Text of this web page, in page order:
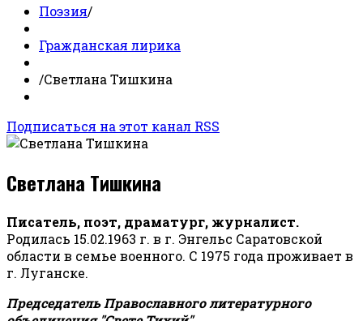
Поэзия/
Гражданская лирика
/Светлана Тишкина
Подписаться на этот канал RSS
Светлана Тишкина
Писатель, поэт, драматург, журналист.
Родилась 15.02.1963 г. в г. Энгельс Саратовской
области в семье военного. С 1975 года проживает в
г. Луганске.
Председатель Православного литературного